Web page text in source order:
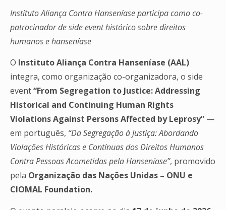
Instituto Aliança Contra Hanseníase participa como co-
patrocinador de side event histórico sobre direitos
humanos e hanseníase
O Instituto Aliança Contra Hanseníase (AAL)
integra, como organização co-organizadora, o side
event“From Segregation to Justice: Addressing
Historical and Continuing Human Rights
Violations Against Persons Affected by Leprosy” —
em português, “Da Segregação à Justiça: Abordando
Violações Históricas e Contínuas dos Direitos Humanos
Contra Pessoas Acometidas pela Hanseníase”, promovido
pela Organização das Nações Unidas – ONU e
CIOMAL Foundation.